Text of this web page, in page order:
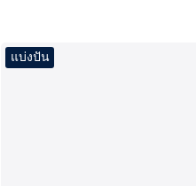
แบ่งปัน